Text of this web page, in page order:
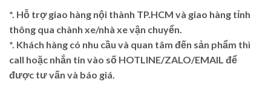
*. Hỗ trợ giao hàng nội thành TP.HCM và giao hàng tỉnh
thông qua chành xe/nhà xe vận chuyển.
*. Khách hàng có nhu cầu và quan tâm đến sản phẩm thì
call hoặc nhắn tin vào số HOTLINE/ZALO/EMAIL để
được tư vấn và báo giá.